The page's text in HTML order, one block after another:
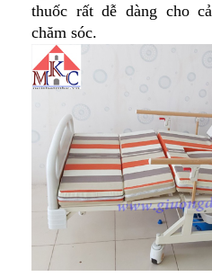
thuốc rất dễ dàng cho
chăm sóc.